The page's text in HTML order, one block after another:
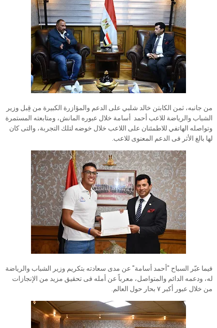
من جانبه، ثمن الكابتن خالد شلبي على الدعم والمؤازرة الكبيرة من قِبل وزير
الشباب والرياضة للاعب أحمد أسامة خلال عبوره المانش، ومتابعته المستمرة
وتواصله الهاتفي للاطمئنان على اللاعب خلال خوضه لتلك التجربة، والتى كان
لها بالغ الأثر فى الدعم المعنوى للاعب.
فيما عبّر السباح "أحمد أسامة" عن مدى سعادته بتكريم وزير الشباب والرياضة
له، ودعمه الدائم والمتواصل، معرباً عن أمله فى تحقيق مزيد من الإنجازات
من خلال عبور أكبر ٧ بحار حول العالم.